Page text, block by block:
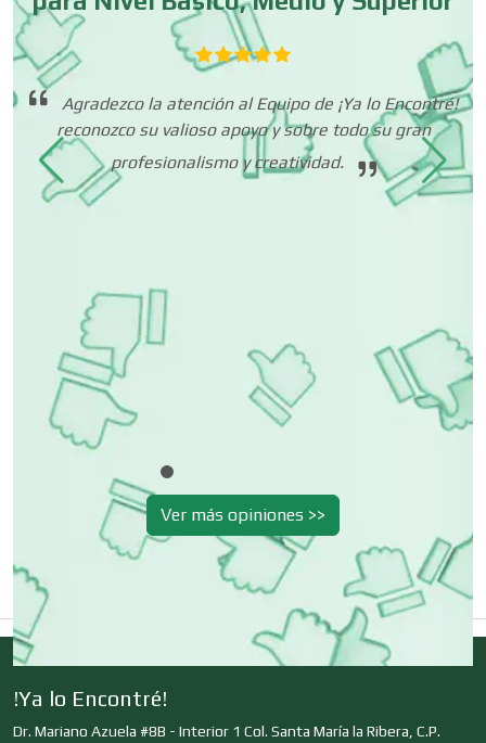
Cortinas, Persianas y Alfombras
Cremerías y Salchichonerías
Cristalerías
Decoración de Interiores
Dentistas
Deportes
Dermatólogos
Agradezco la atención al Equipo de ¡Ya lo Encontré!
reconozco su valioso apoyo y sobre todo su gran
profesionalismo y creatividad.
Ver más opiniones >>
!Ya lo Encontré!
Dr. Mariano Azuela #8B - Interior 1 Col. Santa María la Ribera, C.P.